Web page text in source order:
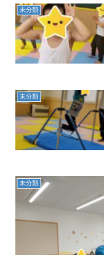
未分類
未分類
未分類